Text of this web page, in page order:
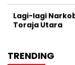
Lagi-lagi
Toraja Utara
TRENDING